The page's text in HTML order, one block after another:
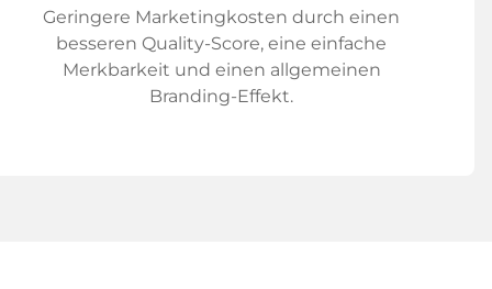
Geringere Marketingkosten durch einen
besseren Quality-Score, eine einfache
Merkbarkeit und einen allgemeinen
Branding-Effekt.